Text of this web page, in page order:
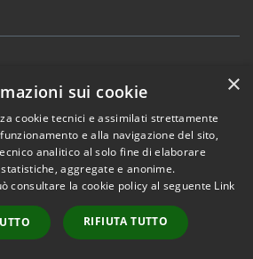
Privacy Cookie
Mappa del sito
di accessibilità
di Sambuca Pistoiese • Powered by
•Accesso redazione
×
sui cookie
cookie tecnici e assimilati strettamente
e alla navigazione del sito,
analitico al solo fine di elaborare
aggregate e anonime.
consultare la cookie policy al seguente Link
RIFIUTA TUTTO